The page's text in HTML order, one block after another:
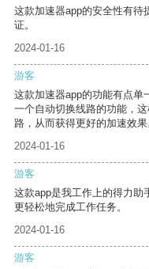
这款加速器app的安全性有待
证。
2024-01-16
游客
这款加速器app的功能有点单
一个自动切换线路的功能，
路，从而获得更好的加速效果
2024-01-16
游客
这款app是我工作上的得力助
更轻松地完成工作任务。
2024-01-16
游客